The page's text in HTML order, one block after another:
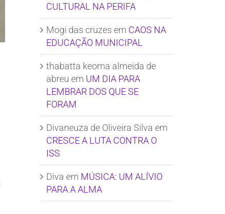
CULTURAL NA PERIFA
Mogi das cruzes em CAOS NA
EDUCAÇÃO MUNICIPAL
thabatta keoma almeida de
abreu em UM DIA PARA
LEMBRAR DOS QUE SE
FORAM
Divaneuza de Oliveira Silva em
CRESCE A LUTA CONTRA O
ISS
Diva em MÚSICA: UM ALÍVIO
PARA A ALMA